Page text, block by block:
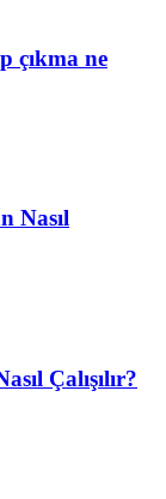
çıkma ne
Nasıl
Çalışılır?